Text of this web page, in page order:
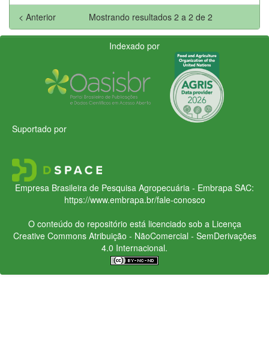
Mostrando resultados 2 a 2 de 2
< Anterior
Indexado por
Suportado por
Empresa Brasileira de Pesquisa Agropecuária - Embrapa SAC:
https://www.embrapa.br/fale-conosco
O conteúdo do repositório está licenciado sob a Licença
Creative CommonsAtribuição - NãoComercial - SemDerivações
4.0 Internacional.